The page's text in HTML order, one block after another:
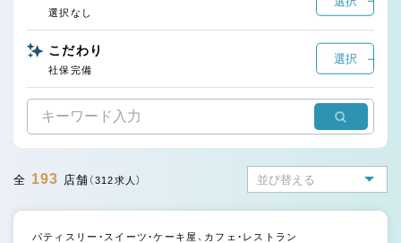
選択なし
こだわり
選択
社保完備
全 193 店舗 （312求人）
パティスリー・スイーツ・ケーキ屋、カフェ・レストラン